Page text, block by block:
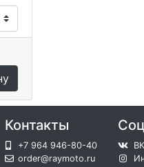
Контакты
+7 964 946-80-40
order@raymoto.ru